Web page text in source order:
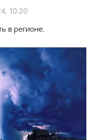
10:20
в регионе.